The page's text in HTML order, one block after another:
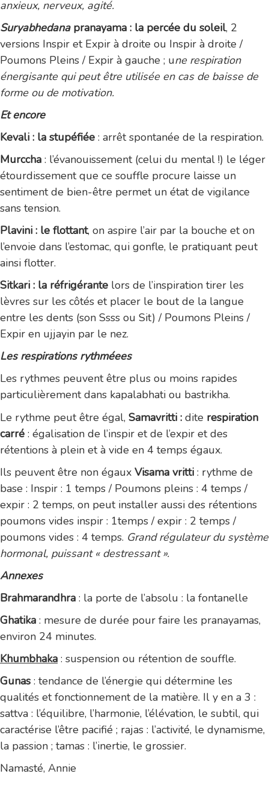
anxieux, nerveux, agité.
Suryabhedana pranayama : la percée du soleil, 2
versions Inspir et Expir à droite ou Inspir à droite /
Poumons Pleins / Expir à gauche ; une respiration
énergisante qui peut être utilisée en cas de baisse de
forme ou de motivation.
Et encore
Kevali : la stupéfiée : arrêt spontanée de la respiration.
Murccha : l’évanouissement (celui du mental !) le léger
étourdissement que ce souffle procure laisse un
sentiment de bien-être permet un état de vigilance
sans tension.
Plavini : le flottant, on aspire l’air par la bouche et on
l’envoie dans l’estomac, qui gonfle, le pratiquant peut
ainsi flotter.
Sitkari : la réfrigérante lors de l’inspiration tirer les
lèvres sur les côtés et placer le bout de la langue
entre les dents (son Ssss ou Sit) / Poumons Pleins /
Expir en ujjayin par le nez.
Les respirations rythméees
Les rythmes peuvent être plus ou moins rapides
particulièrement dans kapalabhati ou bastrikha.
Le rythme peut être égal, Samavritti : dite respiration
carré : égalisation de l’inspir et de l’expir et des
rétentions à plein et à vide en 4 temps égaux.
Ils peuvent être non égaux Visama vritti : rythme de
base : Inspir : 1 temps / Poumons pleins : 4 temps /
expir : 2 temps, on peut installer aussi des rétentions
poumons vides inspir : 1temps / expir : 2 temps /
poumons vides : 4 temps. Grand régulateur du système
hormonal, puissant « destressant ».
Annexes
Brahmarandhra : la porte de l’absolu : la fontanelle
Ghatika : mesure de durée pour faire les pranayamas,
environ 24 minutes.
Khumbhaka : suspension ou rétention de souffle.
Gunas : tendance de l’énergie qui détermine les
qualités et fonctionnement de la matière. Il y en a 3 :
sattva : l’équilibre, l’harmonie, l’élévation, le subtil, qui
caractérise l’être pacifié ; rajas : l’activité, le dynamisme,
la passion ; tamas : l’inertie, le grossier.
Namasté, Annie